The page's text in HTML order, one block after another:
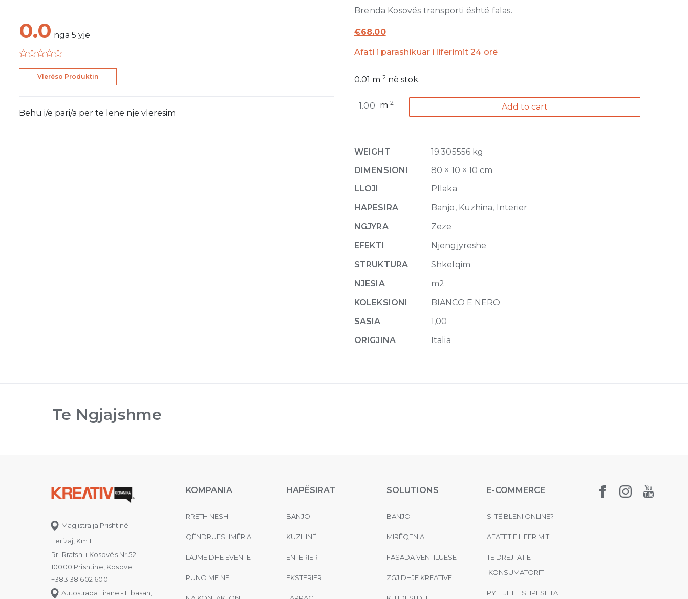
0.0 nga 5 yje
Vlerëso Produktin
Bëhu i/e pari/a për të lënë një vlerësim
Brenda Kosovës transporti është falas.
€68.00
Afati i parashikuar i liferimit 24 orë
0.01 m2 në stok.
Extra
x
10
m2 Add to cart
WEIGHT
19.305556 kg
DIMENSIONI
80 × 10 × 10 cm
LLOJI
Pllaka
HAPESIRA
Banjo, Kuzhina, Interier
NGJYRA
Zeze
EFEKTI
Njengjyreshe
STRUKTURA
Shkelqim
NJESIA
m2
KOLEKSIONI
BIANCO E NERO
SASIA
1,00
ORIGJINA
Italia
Te Ngjajshme
Magjistralja Prishtinë -
Ferizaj, Km 1
Rr. Rrafshi i Kosovës Nr.52
10000 Prishtinë, Kosovë
+383 38 602 600
Autostrada Tiranë - Elbasan,
KOMPANIA
RRETH NESH
QËNDRUESHMËRIA
LAJME DHE EVENTE
PUNO ME NE
HAPËSIRAT
BANJO
KUZHINË
ENTERIER
EKSTERIER
SOLUTIONS
BANJO
MIRËQENIA
FASADA VENTILUESE
ZGJIDHJE KREATIVE
E-COMMERCE
SI TË BLENI ONLINE?
AFATET E LIFERIMIT
TË DREJTAT E
KONSUMATORIT
PYETJET E SHPESHTA